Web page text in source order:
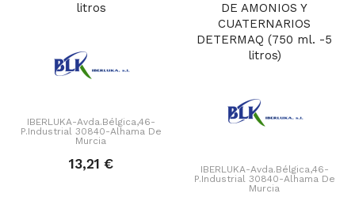
litros
IBERLUKA-Avda.Bélgica,46-
P.Industrial 30840-Alhama De
Murcia
13,21 €
DE AMONIOS Y
CUATERNARIOS
DETERMAQ (750 ml. -5
litros)
IBERLUKA-Avda.Bélgica,46-
P.Industrial 30840-Alhama De
Murcia